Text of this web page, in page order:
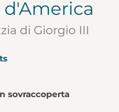
di Giorgio III
sovraccoperta